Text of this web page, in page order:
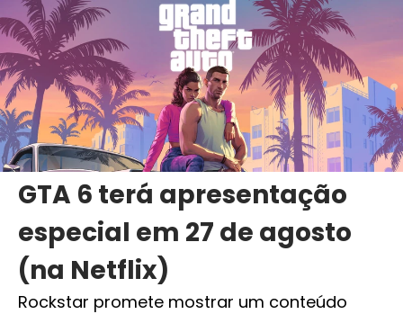
GTA 6 terá apresentação
especial em 27 de agosto
(na Netflix)
Rockstar promete mostrar um conteúdo